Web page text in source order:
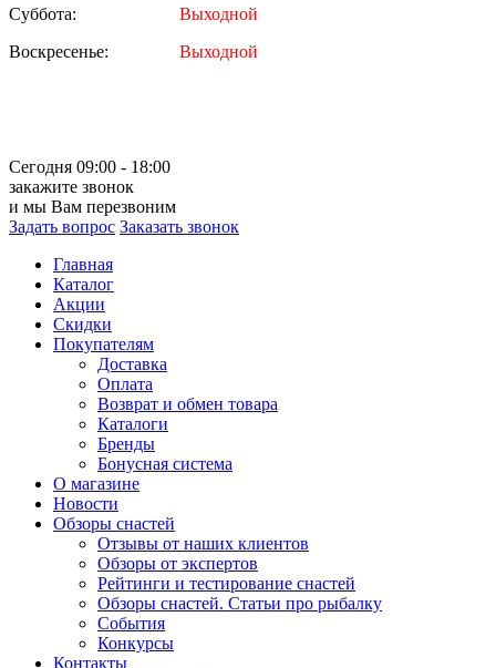
Суббота:
Выходной
Воскресенье:
Выходной
Сегодня 09:00 - 18:00
закажите звонок
и мы Вам перезвоним
Задать вопрос Заказать звонок
Главная
Каталог
Акции
Скидки
Покупателям
Доставка
Оплата
Возврат и обмен товара
Каталоги
Бренды
Бонусная система
О магазине
Новости
Обзоры снастей
Отзывы от наших клиентов
Обзоры от экспертов
Рейтинги и тестирование снастей
Обзоры снастей. Статьи про рыбалку
События
Конкурсы
Контакты